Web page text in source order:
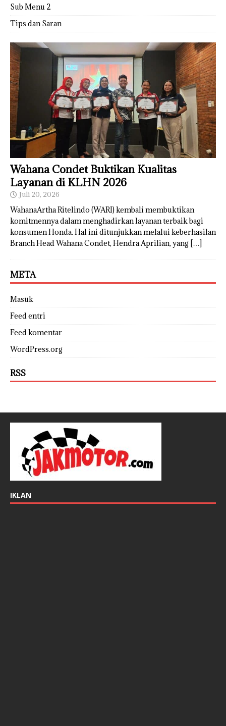
Sub Menu 2
Tips dan Saran
Wahana Condet Buktikan Kualitas
Layanan di KLHN 2026
Juli 20, 2026
WahanaArtha Ritelindo (WARI) kembali membuktikan
komitmennya dalam menghadirkan layanan terbaik bagi
konsumen Honda. Hal ini ditunjukkan melalui keberhasilan
Branch Head Wahana Condet, Hendra Aprilian, yang […]
META
Masuk
Feed entri
Feed komentar
WordPress.org
RSS
IKLAN